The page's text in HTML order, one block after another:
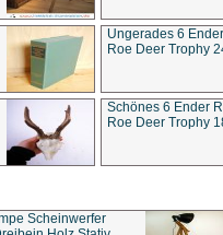
Ungerades 6
Roe Deer Trophy
Schönes 6 Ender
Roe Deer Trophy
Scheinwerfer